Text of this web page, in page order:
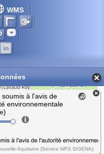
WMS
Adresse
cours...
soumis à l'avis de
environnementale
Aquitaine (Service WFS SIGENA).